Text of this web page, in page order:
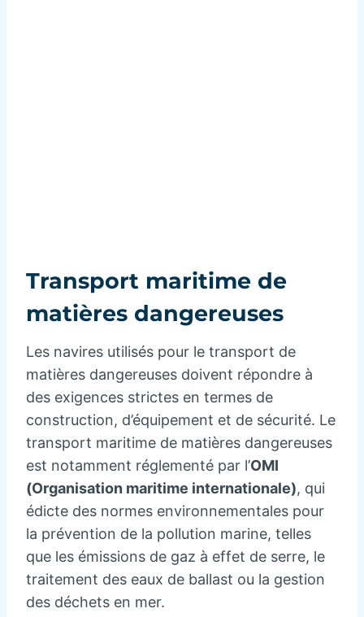
Transport maritime de
matières dangereuses
Les navires utilisés pour le transport de
matières dangereuses doivent répondre à
des exigences strictes en termes de
construction, d’équipement et de sécurité. Le
transport maritime de matières dangereuses
est notamment réglementé par l’OMI
(Organisation maritime internationale), qui
édicte des normes environnementales pour
la prévention de la pollution marine, telles
que les émissions de gaz à effet de serre, le
traitement des eaux de ballast ou la gestion
des déchets en mer.